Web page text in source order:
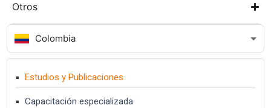
Colombia
Estudios y Publicaciones
Capacitación especializada
Otros